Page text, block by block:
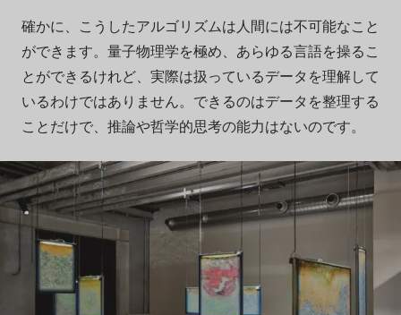
確かに、こうしたアルゴリズムは人間には不可能なこと
ができます。量子物理学を極め、あらゆる言語を操るこ
とができるけれど、実際は扱っているデータを理解して
いるわけではありません。できるのはデータを整理する
ことだけで、推論や哲学的思考の能力はないのです。